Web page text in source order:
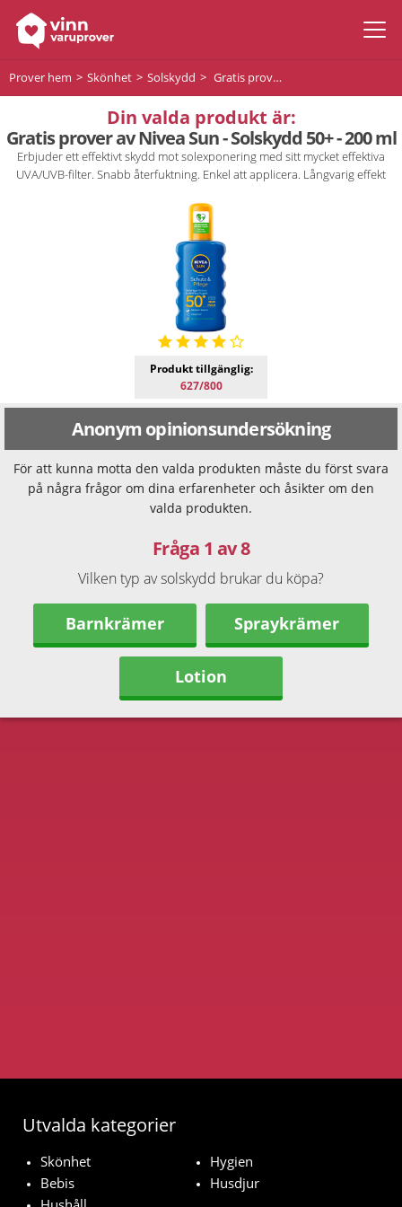
Prover hem Skönhet Solskydd Gratis prover av Nivea Sun - Solskydd 50+ - 200 ml
Din valda produkt är:
Gratis prover av Nivea Sun - Solskydd 50+ - 200 ml
Erbjuder ett effektivt skydd mot solexponering med sitt mycket effektiva
UVA/UVB-filter. Snabb återfuktning. Enkel att applicera. Långvarig effekt
Produkt tillgänglig:
627/800
Anonym opinionsundersökning
För att kunna motta den valda produkten måste du först svara
på några frågor om dina erfarenheter och åsikter om den
valda produkten.
Fråga 1 av 8
Vilken typ av solskydd brukar du köpa?
Barnkrämer Spraykrämer
Lotion
Utvalda kategorier
Skönhet
Hygien
Bebis
Husdjur